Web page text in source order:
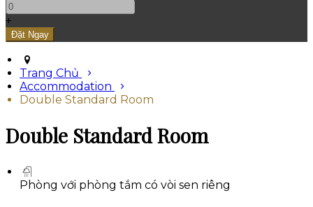
+
Trang Chủ
Accommodation
Double Standard Room
Double Standard Room
Phòng với phòng tắm có vòi sen riêng